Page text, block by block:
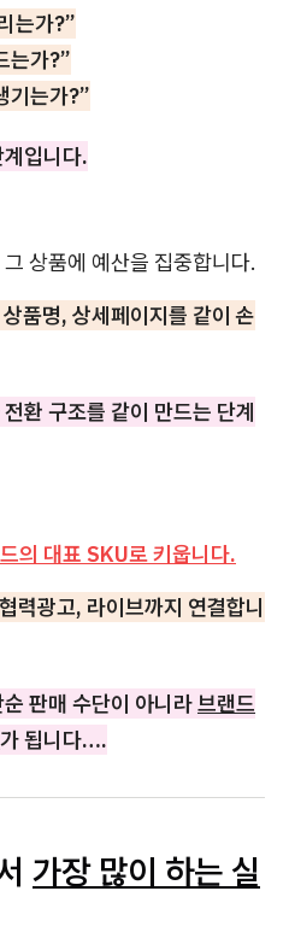
는가?”
는가?”
기는가?”
입니다.
상품에 예산을 집중합니다.
품명, 상세페이지를 같이 손
환 구조를 같이 만드는 단계
의 대표 SKU로 키웁니다.
력광고, 라이브까지 연결합니
판매 수단이 아니라브랜드
가 됩니다….
가장 많이 하는 실